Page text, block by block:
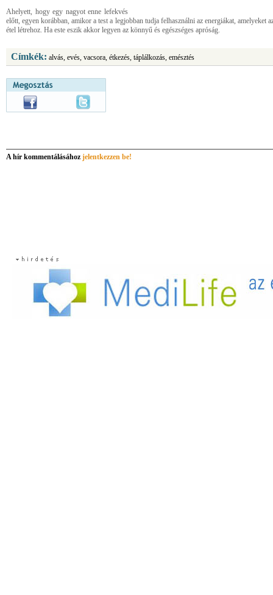
Ahelyett, hogy egy nagyot enne lefekvés
előtt, egyen korábban, amikor a test a legjobban tudja felhasználni az energiákat, amelyeket
étel létrehoz. Ha este eszik akkor legyen az könnyű és egészséges apróság.
Címkék: alvás, evés, vacsora, étkezés, táplálkozás, emésztés
A hír kommentálásához jelentkezzen be!